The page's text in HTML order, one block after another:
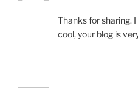
Thanks for sharing.
cool, your blog is